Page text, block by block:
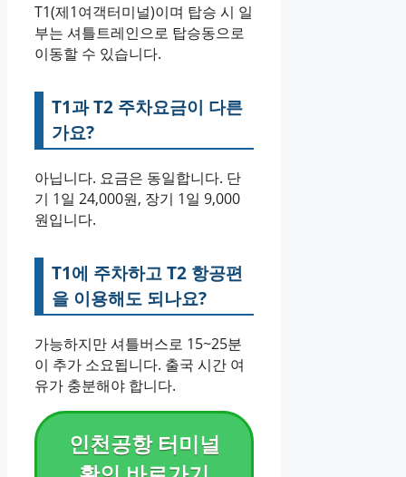
T1(제1여객터미널)이며 탑승 시 일
부는 셔틀트레인으로 탑승동으로
이동할 수 있습니다.
T1과 T2 주차요금이 다른
가요?
아닙니다. 요금은 동일합니다. 단
기 1일 24,000원, 장기 1일 9,000
원입니다.
T1에 주차하고 T2 항공편
을 이용해도 되나요?
가능하지만 셔틀버스로 15~25분
이 추가 소요됩니다. 출국 시간 여
유가 충분해야 합니다.
인천공항 터미널